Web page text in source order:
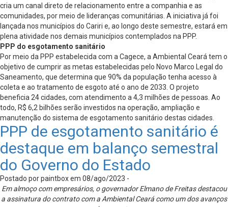
cria um canal direto de relacionamento entre a companhia e as
comunidades, por meio de lideranças comunitárias. A iniciativa já foi
lançada nos municípios do Cariri e, ao longo deste semestre, estará em
plena atividade nos demais municípios contemplados na PPP.
PPP do esgotamento sanitário
Por meio da PPP estabelecida com a Cagece, a Ambiental Ceará tem o
objetivo de cumprir as metas estabelecidas pelo Novo Marco Legal do
Saneamento, que determina que 90% da população tenha acesso à
coleta e ao tratamento de esgoto até o ano de 2033. O projeto
beneficia 24 cidades, com atendimento a 4,3 milhões de pessoas. Ao
todo, R$ 6,2 bilhões serão investidos na operação, ampliação e
manutenção do sistema de esgotamento sanitário destas cidades.
PPP de esgotamento sanitário é
destaque em balanço semestral
do Governo do Estado
Postado por paintbox em 08/ago/2023 -
Em almoço com empresários, o governador Elmano de Freitas destacou
a assinatura do contrato com a Ambiental Ceará como um dos avanços